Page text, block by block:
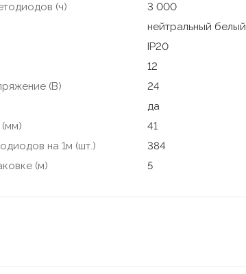
(ч)
3 000
нейтральный белый
IP20
12
(В)
24
да
(мм)
41
на 1м (шт.)
384
(м)
5